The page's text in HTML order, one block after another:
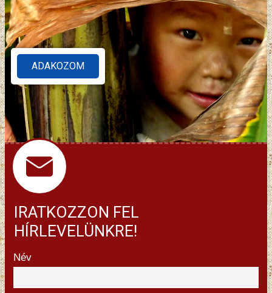
ADAKOZOM
IRATKOZZON FEL
HÍRLEVELÜNKRE!
Név